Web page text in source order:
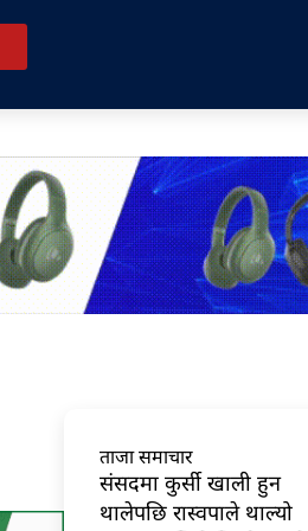
ताजा समाचार
संसदमा कुर्सी खाली हुन
थालेपछि रास्वपाले थाल्यो